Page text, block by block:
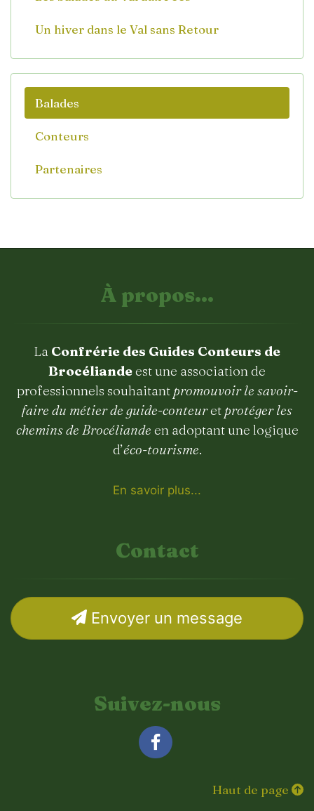
Un hiver dans le Val sans Retour
Balades
Conteurs
Partenaires
À propos...
La Confrérie des Guides Conteurs de
Brocéliandeest une association de
professionnels souhaitant promouvoir le savoir-
faire du métier de guide-conteuret protéger les
chemins de Brocéliande en adoptant une logique
d’éco-tourisme.
En savoir plus...
Contact
Envoyer un message
Suivez-nous
Haut de page